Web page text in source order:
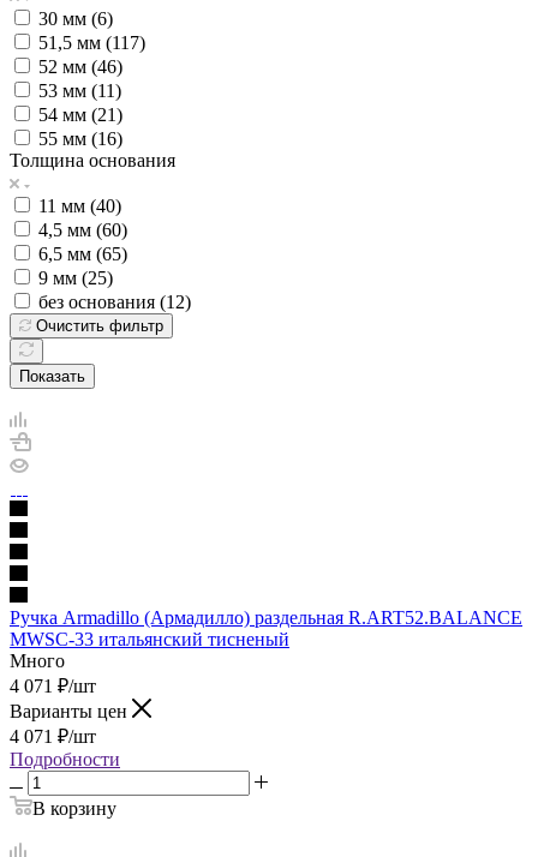
30 мм (6)
51,5 мм (117)
52 мм (46)
53 мм (11)
54 мм (21)
55 мм (16)
Толщина основания
11 мм (40)
4,5 мм (60)
6,5 мм (65)
9 мм (25)
без основания (12)
Очистить фильтр
Показать
Ручка Armadillo (Армадилло) раздельная R.ART52.BALANCE
MWSC-33 итальянский тисненый
Много
4 071 ₽/шт
Варианты цен
4 071 ₽/шт
Подробности
В корзину